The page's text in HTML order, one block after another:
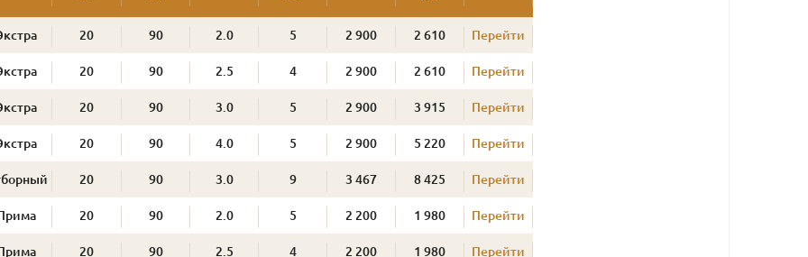
20 90 2.0 5 2 900 2 610 Перейти
20 90 2.5 4 2 900 2 610 Перейти
20 90 3.0 5 2 900 3 915 Перейти
20 90 4.0 5 2 900 5 220 Перейти
20 90 3.0 9 3 467 8 425 Перейти
20 90 2.0 5 2 200 1 980 Перейти
20 90 2.5 4 2 200 1 980 Перейти